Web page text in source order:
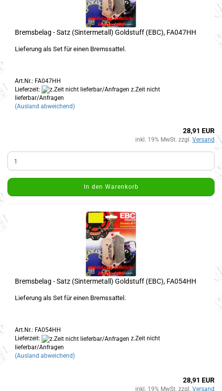
Bremsbelag - Satz (Sintermetall) Goldstuff (EBC), FA047HH
Lieferung als Set für einen Bremssattel.
Art.Nr.: FA047HH
Lieferzeit:
z.Zeit nicht
lieferbar/Anfragen
(Ausland abweichend)
28,91 EUR
inkl. 19% MwSt. zzgl. Versand
In den Warenkorb
Bremsbelag - Satz (Sintermetall) Goldstuff (EBC), FA054HH
Lieferung als Set für einen Bremssattel.
Art.Nr.: FA054HH
Lieferzeit:
z.Zeit nicht
lieferbar/Anfragen
(Ausland abweichend)
28,91 EUR
inkl. 19% MwSt. zzgl. Versand